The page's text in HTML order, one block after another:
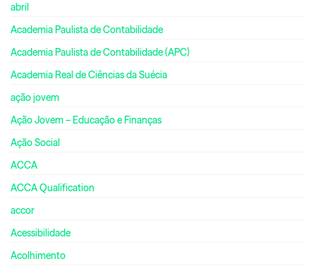
abril
Academia Paulista de Contabilidade
Academia Paulista de Contabilidade (APC)
Academia Real de Ciências da Suécia
ação jovem
Ação Jovem – Educação e Finanças
Ação Social
ACCA
ACCA Qualification
accor
Acessibilidade
Acolhimento